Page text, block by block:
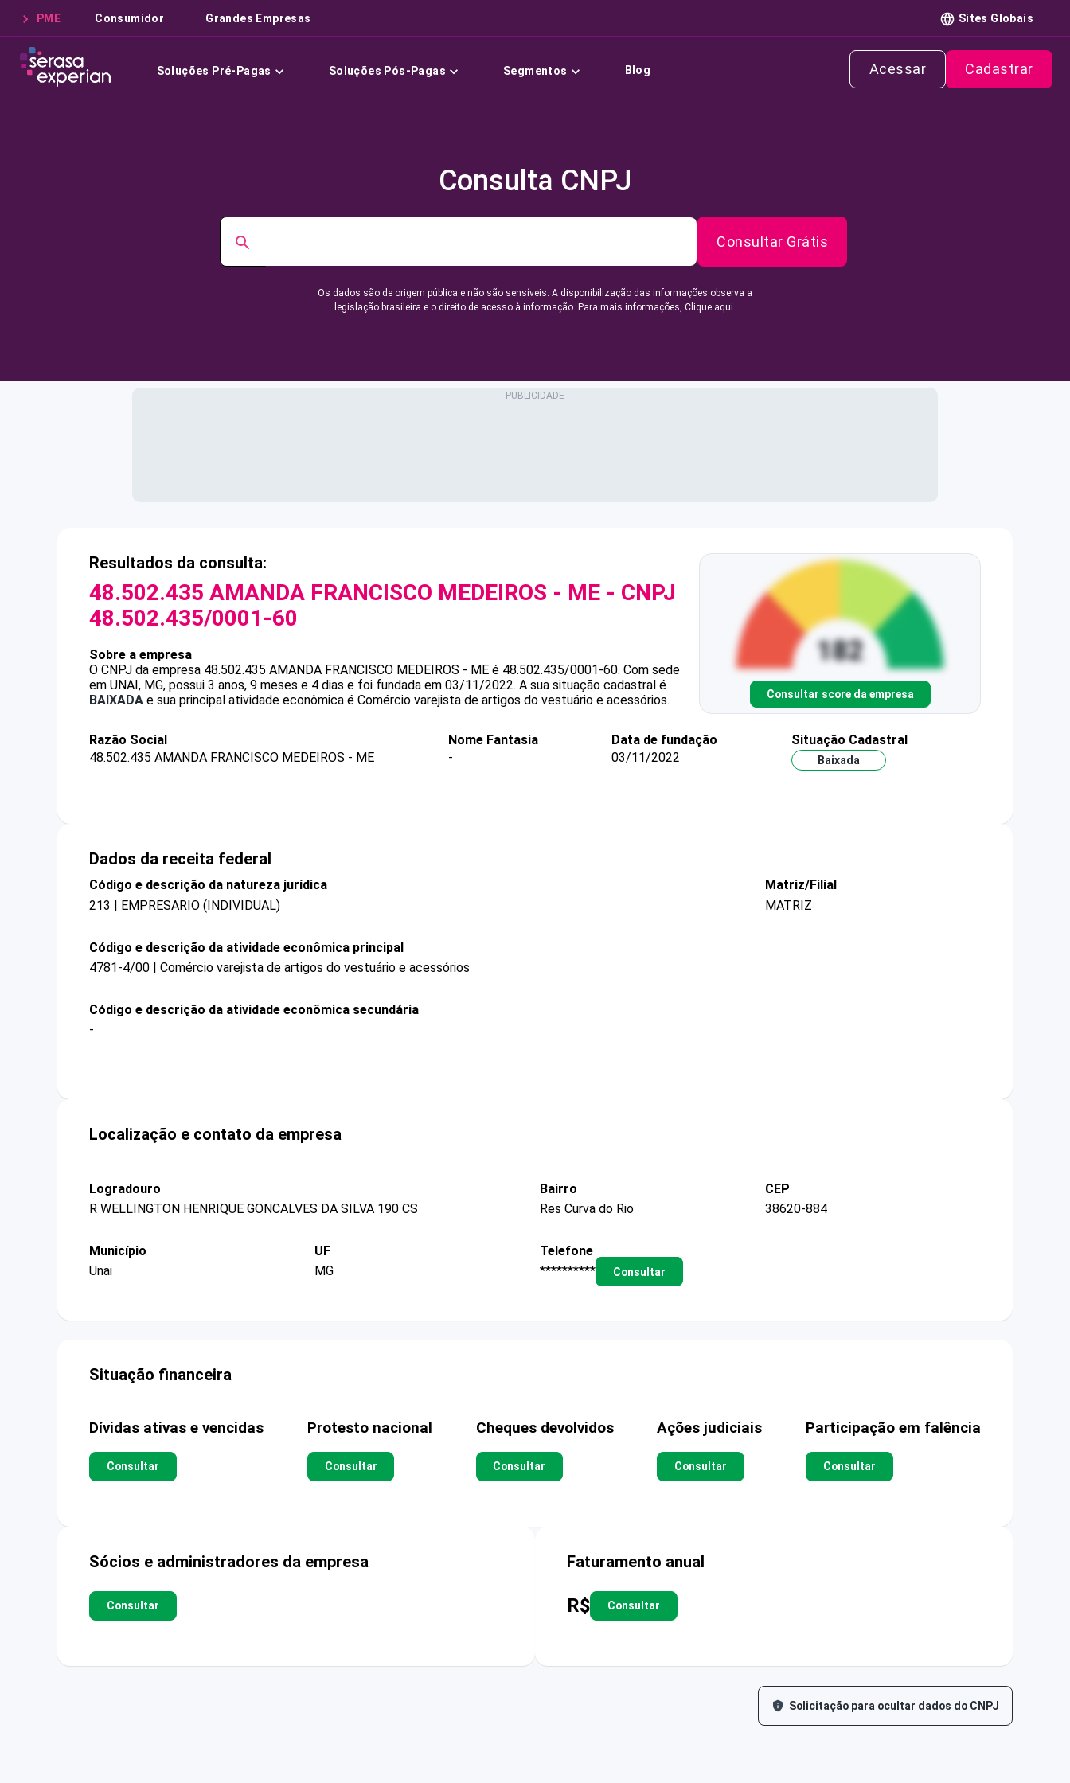
PME Consumidor Grandes Empresas Sites Globais
Soluções Pré-Pagas Soluções Pós-Pagas Segmentos Blog Acessar Cadastrar
Consulta CNPJ
Consultar Grátis
Os dados são de origem pública e não são sensíveis. A disponibilização das informações observa a
legislação brasileira e o direito de acesso à informação. Para mais informações, Clique aqui.
Resultados da consulta:
48.502.435 AMANDA FRANCISCO MEDEIROS - ME - CNPJ
48.502.435/0001-60
Sobre a empresa
O CNPJ da empresa 48.502.435 AMANDA FRANCISCO MEDEIROS - ME é 48.502.435/0001-60. Com sede
em UNAI, MG, possui 3 anos, 9 meses e 4 dias e foi fundada em 03/11/2022. A sua situação cadastral é
BAIXADA e sua principal atividade econômica é Comércio varejista de artigos do vestuário e acessórios. Consultar score da empresa
Razão Social
48.502.435 AMANDA FRANCISCO MEDEIROS - ME
Nome Fantasia
-
Data de fundação
03/11/2022
Situação Cadastral
Baixada
Dados da receita federal
Código e descrição da natureza jurídica
213 | EMPRESARIO (INDIVIDUAL)
Matriz/Filial
MATRIZ
Código e descrição da atividade econômica principal
4781-4/00 | Comércio varejista de artigos do vestuário e acessórios
Código e descrição da atividade econômica secundária
-
Localização e contato da empresa
Logradouro
R WELLINGTON HENRIQUE GONCALVES DA SILVA 190 CS
Bairro
Res Curva do Rio
CEP
38620-884
Município
Unai
UF
MG
Telefone
**********
Consultar
Situação financeira
Dívidas ativas e vencidas
Consultar
Protesto nacional
Consultar
Cheques devolvidos
Consultar
Ações judiciais
Consultar
Participação em falência
Consultar
Sócios e administradores da empresa
Consultar
Faturamento anual
R$ Consultar
Solicitação para ocultar dados do CNPJ